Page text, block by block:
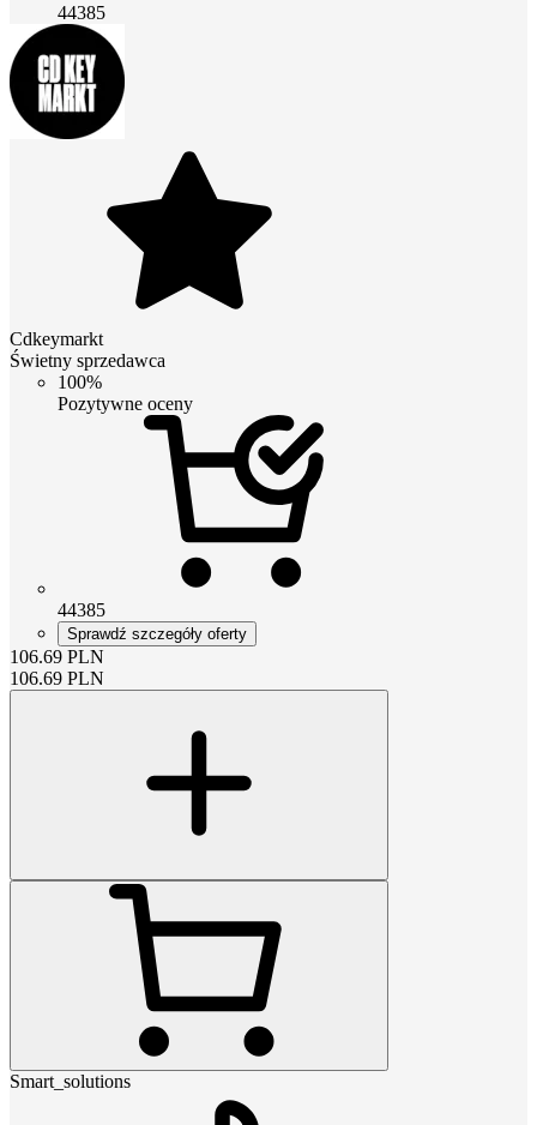
44385
Cdkeymarkt
Świetny sprzedawca
100%
Pozytywne oceny
44385
Sprawdź szczegóły oferty
106.69 PLN
106.69 PLN
Smart_solutions